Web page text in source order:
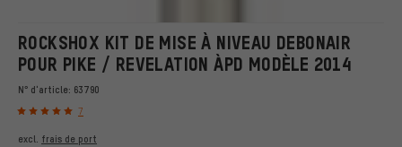
ROCKSHOX KIT DE MISE À NIVEAU DEBONAIR
POUR PIKE / REVELATION ÀPD MODÈLE 2014
N° d'article: 63790
7
excl. frais de port